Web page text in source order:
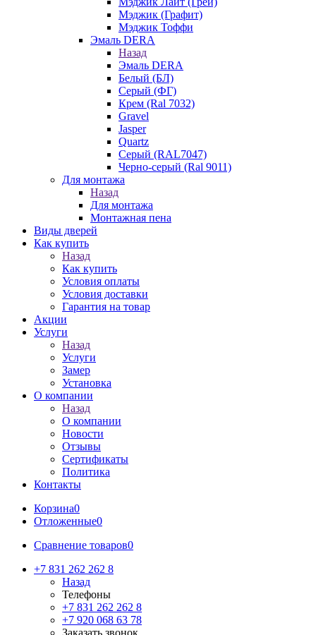
Мэджик (Графит)
Мэджик Тоффи
Эмаль DERA
Назад
Эмаль DERA
Белый (БЛ)
Серый (ФГ)
Крем (Ral 7032)
Gravel
Jasper
Quartz
Серый (RAL7047)
Черно-серый (Ral 9011)
Для монтажа
Назад
Для монтажа
Монтажная пена
Виды дверей
Как купить
Назад
Как купить
Условия оплаты
Условия доставки
Гарантия на товар
Акции
Услуги
Назад
Услуги
Замер
Установка
О компании
Назад
О компании
Новости
Отзывы
Сертификаты
Политика
Контакты
Корзина0
Отложенные0
Сравнение товаров0
+7 831 262 262 8
Назад
Телефоны
+7 831 262 262 8
+7 920 068 63 78
Заказать звонок